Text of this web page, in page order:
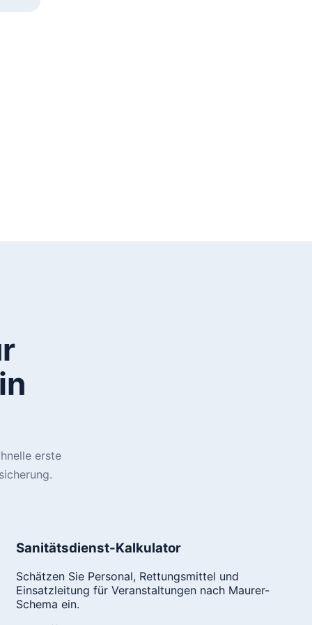
erste
Sanitätsdienst-Kalkulator
Schätzen Sie Personal, Rettungsmittel und
Einsatzleitung für Veranstaltungen nach Maurer-
Schema ein.